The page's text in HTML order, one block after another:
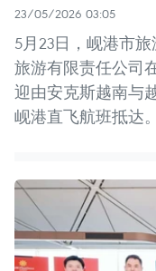
23/05/2026 03:05
5月23日，岘港市
旅游有限责任公司
迎由安克斯越南与
岘港直飞航班抵达